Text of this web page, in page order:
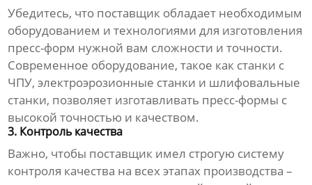
Убедитесь, что поставщик обладает необходимым
оборудованием и технологиями для изготовления
пресс-форм нужной вам сложности и точности.
Современное оборудование, такое как станки с
ЧПУ, электроэрозионные станки и шлифовальные
станки, позволяет изготавливать пресс-формы с
высокой точностью и качеством.
3. Контроль качества
Важно, чтобы поставщик имел строгую систему
контроля качества на всех этапах производства –